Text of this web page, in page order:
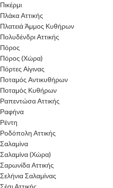
Πικέρμι
Πλάκα Αττικής
Πλατειά Άμμος Κυθήρων
Πολυδένδρι Αττικής
Πόρος
Πόρος (Χώρα)
Πόρτες Αίγινας
Ποταμός Αντικυθήρων
Ποταμός Κυθήρων
Ραπεντώσα Αττικής
Ραφήνα
Ρέντη
Ροδόπολη Αττικής
Σαλαμίνα
Σαλαμίνα (Χώρα)
Σαρωνίδα Αττικής
Σελήνια Σαλαμίνας